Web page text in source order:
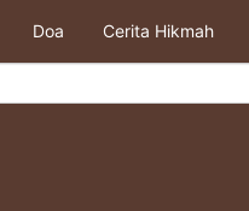
Doa Cerita Hikmah